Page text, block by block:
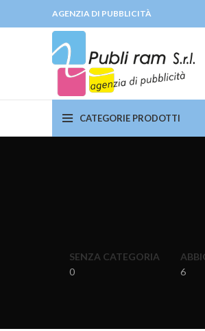
AGENZIA DI PUBBLICITÀ
CATEGORIE PRODOTTI
SENZA CATEGORIA
0
6